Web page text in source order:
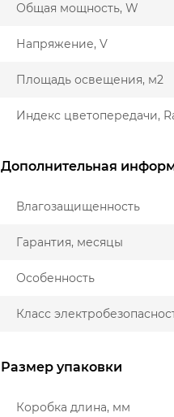
Общая мощность, W
Напряжение, V
Площадь освещения, м2
Индекс цветопередачи,
Дополнительная
Влагозащищенность
Гарантия, месяцы
Особенность
Класс
Размер упаковки
Коробка длина, мм